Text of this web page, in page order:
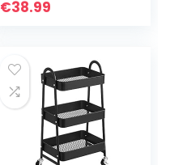
4 gaasmanden,
€38.99